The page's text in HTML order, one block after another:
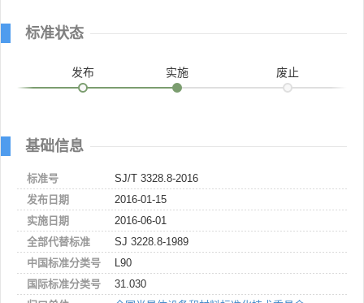
标准状态
发布 实施 废止
基础信息
标准号
SJ/T 3328.8-2016
发布日期
2016-01-15
实施日期
2016-06-01
全部代替标准
SJ 3228.8-1989
中国标准分类号
L90
国际标准分类号
31.030